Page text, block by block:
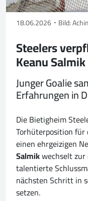
18.06.2026 Bild:
Steelers
Keanu Salmik
Junger Goalie
Erfahrungen in
Die Bietigheim
Torhüterposition
einen ehrgeizigen
Salmikwechselt
talentierte
nächsten Schritt in
setzen.